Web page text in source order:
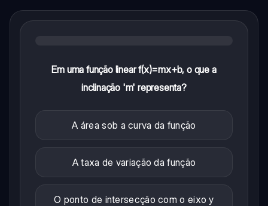
Em uma função linear f(x)=mx+b, o que a
inclinação 'm' representa?
A área sob a curva da função
A taxa de variação da função
O ponto de intersecção com o eixo y